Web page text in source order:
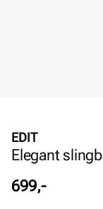
EDIT
Elegant
Pris
699,-